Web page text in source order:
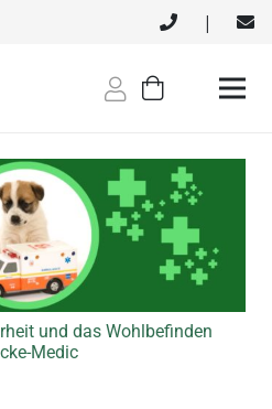
|
und das Wohlbefinden
Medic